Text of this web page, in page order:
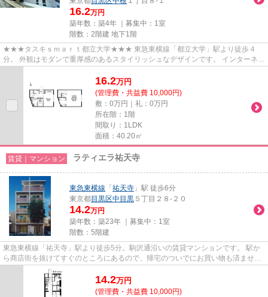
16.2万円
築年数：築4年 ｜募集中： 1室
階数：2階建 地下1階
★★★タスキｓｍａｒｔ都立大学★★★ 東急東横線「都立大学」駅より徒歩４
分。 外観はモダンで重厚感のあるスタイリッシュなデザインです。 インターネッ
16.2万円
(管理費・共益費 10,000円)
敷：0万円｜礼：0万円
所在階：1階
間取り：1LDK
面積：40.20㎡
賃貸｜マンション ラティエラ祐天寺
東急東横線 「 祐天寺 」駅 徒歩6分
東京都目黒区中目黒 ５丁目２８-２０
14.2万円
築年数：築23年 ｜募集中： 1室
階数：5階建
東急東横線「祐天寺」駅より徒歩5分。駒沢通沿いの賃貸マンションです。 駅か
ら商店街を抜けてすぐのところにあるので、帰宅のついでにお買い物も済ませて
しまうことが出来ますよ♪
14.2万円
(管理費・共益費 10,000円)